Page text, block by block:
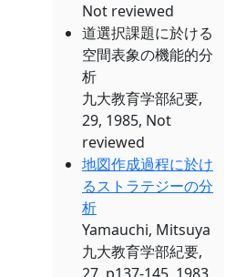
Not reviewed
道選択課題に於ける
空間表象の機能的分
析
九大教育学部紀要,
29, 1985, Not
reviewed
地図作成過程に於け
るストラテジーの分
析
Yamauchi, Mitsuya
九大教育学部紀要,